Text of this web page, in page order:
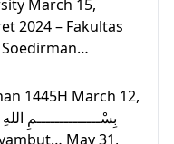
March 15,
2024 – Fakultas
Soedirman…
1445H March 12,